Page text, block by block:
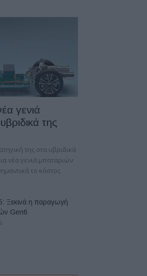
γενιά
της
της στα υβριδικά
νέα γενιά μπαταριών
το κόστος
Ξεκινά η παραγωγή
Gen6